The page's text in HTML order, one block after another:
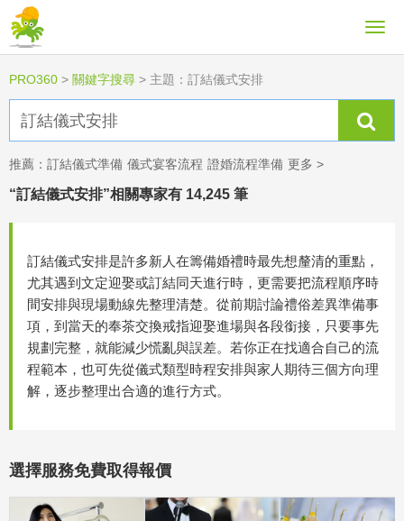
PRO360 > 關鍵字搜尋 > 主題：訂結儀式安排
推薦： 訂結儀式準備 儀式宴客流程 證婚流程準備 更多 >
“訂結儀式安排”相關專家有 14,245 筆
訂結儀式安排是許多新人在籌備婚禮時最先想釐清的重點，
尤其遇到文定迎娶或訂結同天進行時，更需要把流程順序時
間安排與現場動線先整理清楚。從前期討論禮俗差異準備事
項，到當天的奉茶交換戒指迎娶進場與各段銜接，只要事先
規劃完整，就能減少慌亂與誤差。若你正在找適合自己的流
程範本，也可先從儀式類型時程安排與家人期待三個方向理
解，逐步整理出合適的進行方式。
選擇服務免費取得報價